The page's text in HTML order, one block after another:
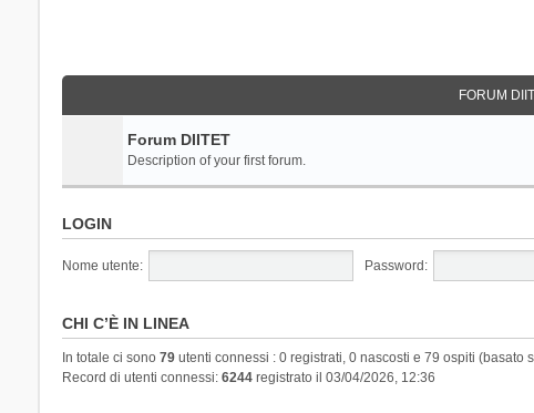
FORUM
Forum DIITET
Description of your first forum.
LOGIN
Nome utente: Password:
CHI C’È IN LINEA
In totale ci sono 79utenti connessi : 0 registrati, 0 nascosti e 79 ospiti (basato
Record di utenti connessi: 6244registrato il 03/04/2026, 12:36